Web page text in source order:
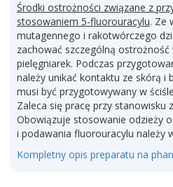
Środki ostrożności związane z
stosowaniem 5-fluorouracylu. Ze
mutagennego i rakotwórczego
zachować szczególną
pielęgniarek. Podczas
należy unikać kontaktu ze skórą i
musi być przygotowywany w
Zaleca się pracę przy stanowisku
Obowiązuje stosowanie odzieży
i podawania fluorouracylu należy
Kompletny opis preparatu na